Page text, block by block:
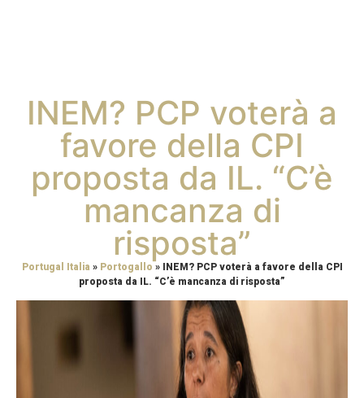
INEM? PCP voterà a
favore della CPI
proposta da IL. “C’è
mancanza di
risposta”
Portugal Italia » Portogallo » INEM? PCP voterà a favore della CPI
proposta da IL. “C’è mancanza di risposta”